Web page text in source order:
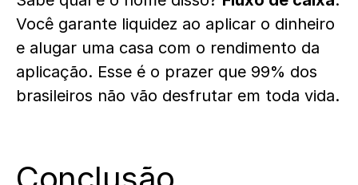
Você garante liquidez ao aplicar o dinheiro
e alugar uma casa com o rendimento da
aplicação. Esse é o prazer que 99% dos
brasileiros não vão desfrutar em toda vida.